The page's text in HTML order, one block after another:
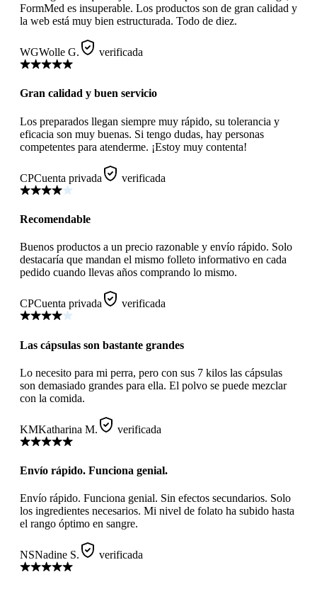
FormMed es insuperable. Los productos son de gran calidad y
la web está muy bien estructurada. Todo de diez.
WGWolle G. verificada
Gran calidad y buen servicio
Los preparados llegan siempre muy rápido, su tolerancia y
eficacia son muy buenas. Si tengo dudas, hay personas
competentes para atenderme. ¡Estoy muy contenta!
CPCuenta privada verificada
Recomendable
Buenos productos a un precio razonable y envío rápido. Solo
destacaría que mandan el mismo folleto informativo en cada
pedido cuando llevas años comprando lo mismo.
CPCuenta privada verificada
Las cápsulas son bastante grandes
Lo necesito para mi perra, pero con sus 7 kilos las cápsulas
son demasiado grandes para ella. El polvo se puede mezclar
con la comida.
KMKatharina M. verificada
Envío rápido. Funciona genial.
Envío rápido. Funciona genial. Sin efectos secundarios. Solo
los ingredientes necesarios. Mi nivel de folato ha subido hasta
el rango óptimo en sangre.
NSNadine S. verificada